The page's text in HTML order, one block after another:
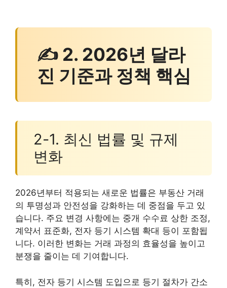
✍ 2. 2026년 달라
진 기준과 정책 핵심
2-1. 최신 법률 및 규제
변화
2026년부터 적용되는 새로운 법률은 부동산 거래
의 투명성과 안전성을 강화하는 데 중점을 두고 있
습니다. 주요 변경 사항에는 중개 수수료 상한 조정,
계약서 표준화, 전자 등기 시스템 확대 등이 포함됩
니다. 이러한 변화는 거래 과정의 효율성을 높이고
분쟁을 줄이는 데 기여합니다.
특히, 전자 등기 시스템 도입으로 등기 절차가 간소